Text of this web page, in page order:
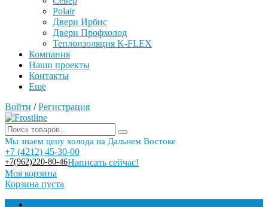
Polair
Двери Ирбис
Двери Профхолод
Теплоизоляция K-FLEX
Компания
Наши проекты
Контакты
Еще
Войти / Регистрация
Мы знаем цену холода на Дальнем Востоке
+7 (4212) 45-30-00
+7(962)220-80-46Написать сейчас!
Моя корзина
Корзина пуста